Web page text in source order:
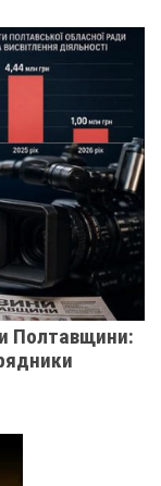
Полтавщини: